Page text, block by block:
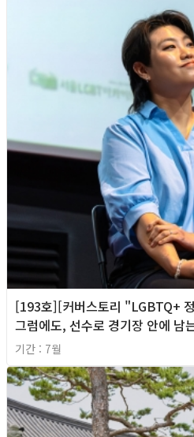
[193호][커버스토리 "LGBTQ+
그럼에도, 선수로 경기장 안에 남
기간 : 7월